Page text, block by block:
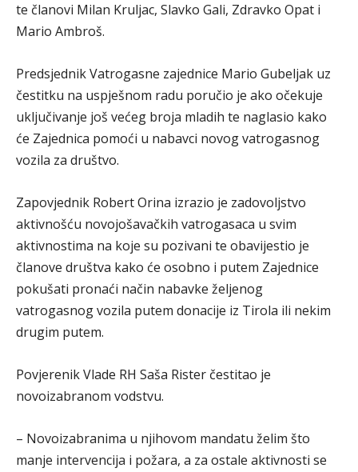
te članovi Milan Kruljac, Slavko Gali, Zdravko Opat i
Mario Ambroš.
Predsjednik Vatrogasne zajednice Mario Gubeljak uz
čestitku na uspješnom radu poručio je ako očekuje
uključivanje još većeg broja mladih te naglasio kako
će Zajednica pomoći u nabavci novog vatrogasnog
vozila za društvo.
Zapovjednik Robert Orina izrazio je zadovoljstvo
aktivnošću novojošavačkih vatrogasaca u svim
aktivnostima na koje su pozivani te obavijestio je
članove društva kako će osobno i putem Zajednice
pokušati pronaći način nabavke željenog
vatrogasnog vozila putem donacije iz Tirola ili nekim
drugim putem.
Povjerenik Vlade RH Saša Rister čestitao je
novoizabranom vodstvu.
– Novoizabranima u njihovom mandatu želim što
manje intervencija i požara, a za ostale aktivnosti se